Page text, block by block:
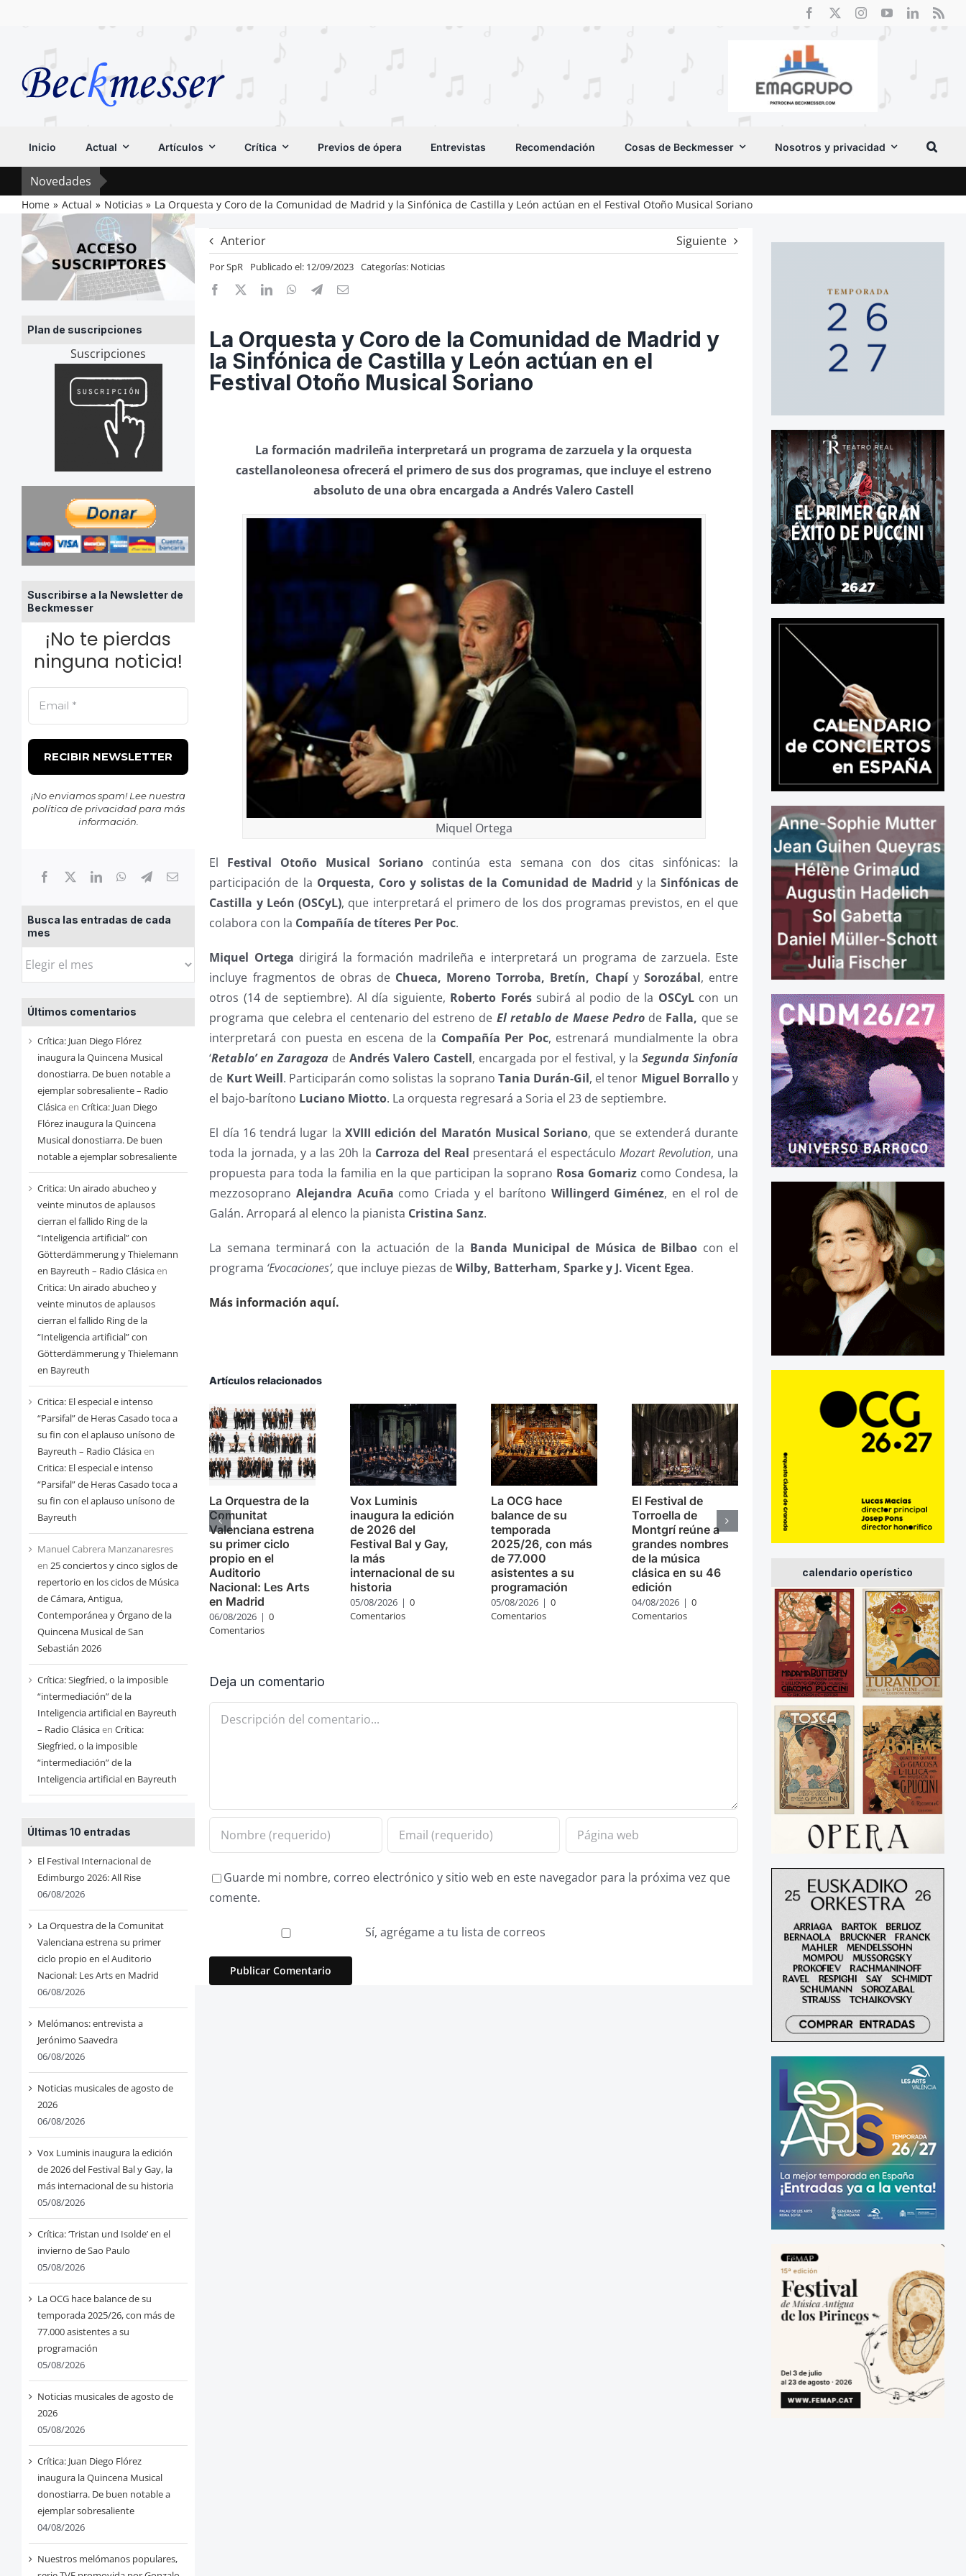
Inicio Actual Artículos Crítica Previos de ópera Entrevistas Recomendación Cosas de Beckmesser Nosotros y privacidad
Novedades
Home Actual Noticias La Orquesta y Coro de la Comunidad de Madrid y la Sinfónica de Castilla y León actúan en el Festival Otoño Musical Soriano
Plan de suscripciones
Suscripciones
Suscribirse a la Newsletter de
Beckmesser
¡No te pierdas
ninguna noticia!
¡No enviamos spam! Lee nuestra
política de privacidadpara más
información.
Busca las entradas de cada
mes
Busca
entradas
de
cada
mes
Últimos comentarios
Crítica: Juan Diego Flórez
inaugura la Quincena Musical
donostiarra. De buen notable a
ejemplar sobresaliente – Radio
Clásicaen Crítica: Juan Diego
Flórez inaugura la Quincena
Musical donostiarra. De buen
notable a ejemplar sobresaliente
Critica: Un airado abucheo y
veinte minutos de aplausos
cierran el fallido Ring de la
“Inteligencia artificial” con
Götterdämmerung y Thielemann
en Bayreuth – Radio Clásicaen
Critica: Un airado abucheo y
veinte minutos de aplausos
cierran el fallido Ring de la
“Inteligencia artificial” con
Götterdämmerung y Thielemann
en Bayreuth
Critica: El especial e intenso
“Parsifal” de Heras Casado toca a
su fin con el aplauso unísono de
Bayreuth – Radio Clásicaen
Critica: El especial e intenso
“Parsifal” de Heras Casado toca a
su fin con el aplauso unísono de
Bayreuth
Manuel Cabrera Manzanaresres
en 25 conciertos y cinco siglos de
repertorio en los ciclos de Música
de Cámara, Antigua,
Contemporánea y Órgano de la
Quincena Musical de San
Sebastián 2026
Crítica: Siegfried, o la imposible
“intermediación” de la
Inteligencia artificial en Bayreuth
– Radio Clásicaen Crítica:
Siegfried, o la imposible
“intermediación” de la
Inteligencia artificial en Bayreuth
Últimas 10 entradas
El Festival Internacional de
Edimburgo 2026: All Rise
06/08/2026
La Orquestra de la Comunitat
Valenciana estrena su primer
ciclo propio en el Auditorio
Nacional: Les Arts en Madrid
06/08/2026
Melómanos: entrevista a
Jerónimo Saavedra
06/08/2026
Noticias musicales de agosto de
2026
06/08/2026
Vox Luminis inaugura la edición
de 2026 del Festival Bal y Gay, la
más internacional de su historia
05/08/2026
Crítica: ‘Tristan und Isolde’ en el
invierno de Sao Paulo
05/08/2026
La OCG hace balance de su
temporada 2025/26, con más de
77.000 asistentes a su
programación
05/08/2026
Noticias musicales de agosto de
2026
05/08/2026
Crítica: Juan Diego Flórez
inaugura la Quincena Musical
donostiarra. De buen notable a
ejemplar sobresaliente
04/08/2026
Nuestros melómanos populares,
Anterior Siguiente
PorSpR Publicado el: 12/09/2023 Categorías: Noticias
La Orquesta y Coro de la Comunidad de Madrid y
la Sinfónica de Castilla y León actúan en el
Festival Otoño Musical Soriano
La formación madrileña interpretará un programa de zarzuela y la orquesta
castellanoleonesa ofrecerá el primero de sus dos programas, que incluye el estreno
absoluto de una obra encargada a Andrés Valero Castell
Miquel Ortega
El Festival Otoño Musical Sorianocontinúa esta semana con dos citas sinfónicas: la
participación de la Orquesta, Coro y solistas de la Comunidad de Madrid y la Sinfónicas de
Castilla y León (OSCyL), que interpretará el primero de los dos programas previstos, en el que
colabora con la Compañía de títeres Per Poc.
Miquel Ortega dirigirá la formación madrileña e interpretará un programa de zarzuela. Este
incluye fragmentos de obras de Chueca, Moreno Torroba, Bretín, Chapí y Sorozábal, entre
otros (14 de septiembre). Al día siguiente, Roberto Foréssubirá al podio de la OSCyLcon un
programa que celebra el centenario del estreno de El retablo de Maese Pedrode Falla, que se
interpretará con puesta en escena de la Compañía Per Poc, estrenará mundialmente la obra
‘Retablo’ en Zaragoza de Andrés Valero Castell, encargada por el festival, y laSegunda Sinfonía
de Kurt Weill. Participarán como solistas la soprano Tania Durán-Gil, el tenor Miguel Borralloy
el bajo-barítono Luciano Miotto. La orquesta regresará a Soria el 23 de septiembre.
El día 16 tendrá lugar la XVIII edición del Maratón Musical Soriano, que se extenderá durante
toda la jornada, y a las 20h la Carroza del Real presentará el espectáculo Mozart Revolution, una
propuesta para toda la familia en la que participan la soprano Rosa Gomarizcomo Condesa, la
mezzosopranoAlejandra Acuña como Criada y el barítono Willingerd Giménez, en el rol de
Galán. Arropará al elenco la pianista Cristina Sanz.
La semana terminará con la actuación de la Banda Municipal de Música de Bilbao con el
programa ‘Evocaciones’, que incluye piezas deWilby, Batterham, Sparke y J. Vicent Egea.
Más información aquí.
Artículos relacionados
La Orquestra de la
Comunitat
Valenciana estrena
su primer ciclo
propio en el
Auditorio
Nacional: Les Arts
en Madrid
06/08/2026 | 0
Comentarios
Vox Luminis
inaugura la edición
de 2026 del
Festival Bal y Gay,
la más
internacional de su
historia
05/08/2026 | 0
Comentarios
La OCG hace
balance de su
temporada
2025/26, con más
de 77.000
asistentes a su
programación
05/08/2026 | 0
Comentarios
El Festival de
Torroella de
Montgrí reúne a
grandes nombres
de la música
clásica en su 46
edición
04/08/2026 | 0
Comentarios
Deja un comentario
Comentario
Guarde mi nombre, correo electrónico y sitio web en este navegador para la próxima vez que
comente.
Sí, agrégame a tu lista de correos
calendario operístico